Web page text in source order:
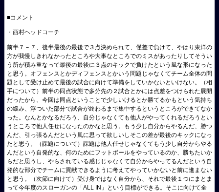
■コメント
・西村ヘッドコーチ
前半７－７、後半最後の最後で３点決められて、僅差で負けて、やはり東洋の
方が我慢しきれなかったところや大事なところでのミスがあったりしてそうい
う所が積み重なって最後の最後に３点のキックで負けたという風な形になった
と思う。オフェンスとかディフェンスとかいう問題じゃなくてチーム全体の問
題として受け止めて最後の試合に向けて準備をしていかないといけない。（相
手について）前半の同点状態で多分先の２試合とかには点差をつけられた展開
だったから、今回は同点ということで少しいけるとか勝てるかもという気持ち
の緩み、浮ついた部分で試合が終わるまで集中するというところができてなか
った。なんとかなるだろう、自分じゃなくても他人がやってくれるだろうとい
うところで他人任せになったのかなと思う。もう少し自分からやるんだ、勝つ
んだ、引っ張るんだという風に思って欲しいしそこの差が最後のキックになっ
たと思う。（課題について）課題は他人任せじゃなくてもう少し自分からやる
んだという自発的な、何のためにフットボールをやっているのか、勝ちたいか
らだと思うし、やらされている感じじゃなくて自分からやってるんだという自
発的な部分でチームに貢献できるように考えてやっていかないと前に進まない
と思う。（次節に向けて）受け身ではなく自分から、それで最後１つにまとま
って今年度のスローガンの「ALL IN」という目標ができる。そこに向けて全